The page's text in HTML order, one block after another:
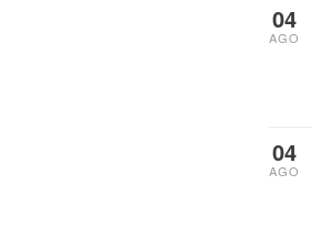
04
AGO
04
AGO